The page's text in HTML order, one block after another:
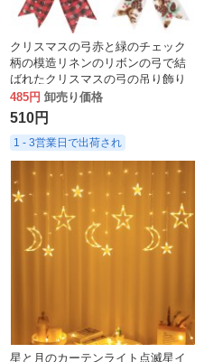
クリスマスの弓赤と緑のチェック
柄の模造リネンのリボンの弓で結
ばれたクリスマスの弓の吊り飾り
485円 卸売り価格
510円
1 - 3営業日で出荷され
星と月のカーテンライト点滅星イ